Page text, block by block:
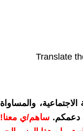
Translate
والمساواة
دعمكم. ساهم/ي معنا!